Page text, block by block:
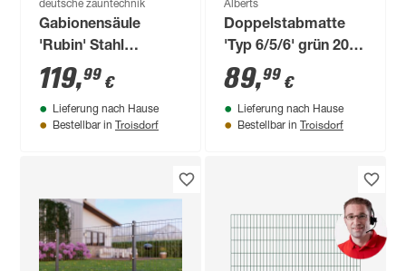
deutsche zauntechnik
Gabionensäule
'Rubin' Stahl
feuerverzinkt 120 x
42 x 27 cm
119,99 €
Lieferung nach Hause
Bestellbar in Troisdorf
Alberts
Doppelstabmatte
'Typ 6/5/6' grün 200
x 200 cm
89,99 €
Lieferung nach Hause
Bestellbar in Troisdorf